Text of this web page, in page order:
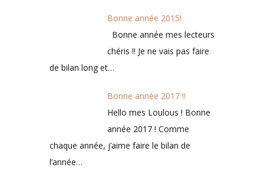
Bonne année 2015!
Bonne année mes lecteurs
chéris !! Je ne vais pas faire
de bilan long et…
Bonne année 2017 !!
Hello mes Loulous ! Bonne
année 2017 ! Comme
chaque année, j’aime faire le bilan de
l’année…